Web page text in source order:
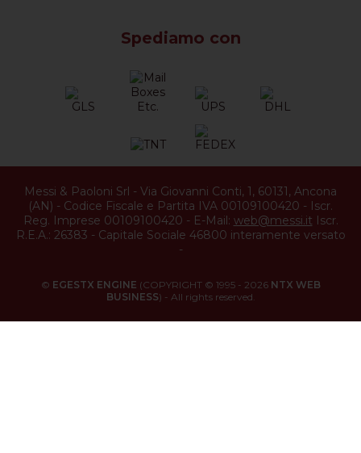
Spediamo con
Messi & Paoloni Srl - Via Giovanni Conti, 1, 60131, Ancona
(AN) - Codice Fiscale e Partita IVA 00109100420 - Iscr.
Reg. Imprese 00109100420 - E-Mail: web@messi.it Iscr.
R.E.A.: 26383 - Capitale Sociale 46800 interamente versato
-
© EGESTX ENGINE (COPYRIGHT © 1995 - 2026 NTX WEB
BUSINESS) - All rights reserved.